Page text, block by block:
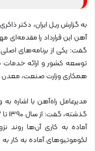
به گزارش ریل ایران، دکتر
آهن این قرارداد را مقدمه‌ای
گفت: یکی از برنامه‌های اصلی
توسعه کشور و ارائه خدمات
همکاری وزارت صنعت، معدن
مدیرعامل راه‌آهن با